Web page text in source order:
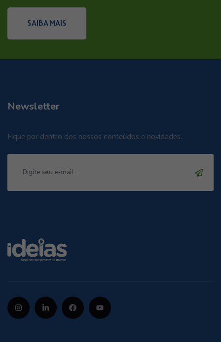
SAIBA MAIS
Newsletter
Fique por dentro dos nossos conteúdos e novidades.